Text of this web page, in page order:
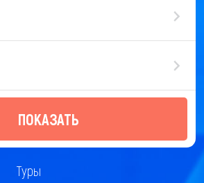
ПОКАЗАТЬ
Туры